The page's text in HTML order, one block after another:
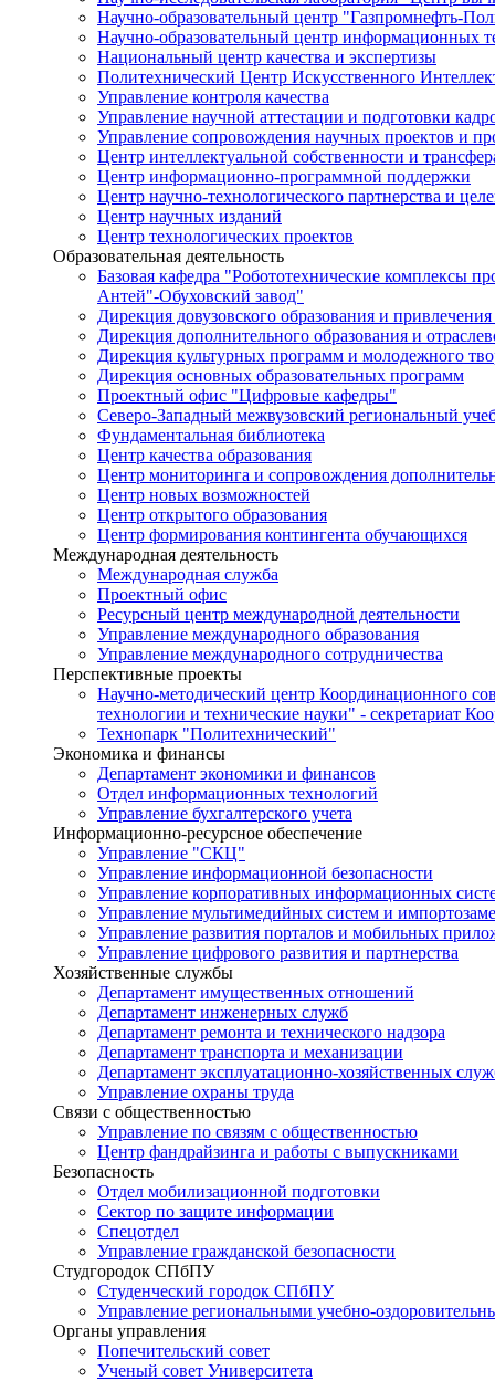
Научно-образовательный центр "Газпромнефть-
Научно-образовательный центр информационных
Национальный центр качества и экспертизы
Политехнический Центр Искусственного
Управление контроля качества
Управление научной аттестации и подготовки
Управление сопровождения научных проектов и
Центр интеллектуальной собственности и
Центр информационно-программной поддержки
Центр научно-технологического партнерства и
Центр научных изданий
Центр технологических проектов
Образовательная деятельность
Базовая кафедра "Робототехнические комплексы
Антей"-Обуховский завод"
Дирекция довузовского образования и привлечения
Дирекция дополнительного образования и
Дирекция культурных программ и молодежного
Дирекция основных образовательных программ
Проектный офис "Цифровые кафедры"
Северо-Западный межвузовский региональный
Фундаментальная библиотека
Центр качества образования
Центр мониторинга и сопровождения
Центр новых возможностей
Центр открытого образования
Центр формирования контингента обучающихся
Международная деятельность
Международная служба
Проектный офис
Ресурсный центр международной деятельности
Управление международного образования
Управление международного сотрудничества
Перспективные проекты
Научно-методический центр Координационного
технологии и технические науки" - секретариат
Технопарк "Политехнический"
Экономика и финансы
Департамент экономики и финансов
Отдел информационных технологий
Управление бухгалтерского учета
Информационно-ресурсное обеспечение
Управление "СКЦ"
Управление информационной безопасности
Управление корпоративных информационных
Управление мультимедийных систем и
Управление развития порталов и мобильных
Управление цифрового развития и партнерства
Хозяйственные службы
Департамент имущественных отношений
Департамент инженерных служб
Департамент ремонта и технического надзора
Департамент транспорта и механизации
Департамент эксплуатационно-хозяйственных
Управление охраны труда
Связи с общественностью
Управление по связям с общественностью
Центр фандрайзинга и работы с выпускниками
Безопасность
Отдел мобилизационной подготовки
Сектор по защите информации
Спецотдел
Управление гражданской безопасности
Студгородок СПбПУ
Студенческий городок СПбПУ
Управление региональными учебно-
Органы управления
Попечительский совет
Ученый совет Университета